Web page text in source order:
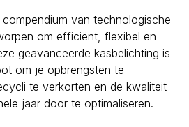
van technologische
om efficiënt, flexibel en
geavanceerde kasbelichting is
om je opbrengsten te
te verkorten en de kwaliteit
jaar door te optimaliseren.